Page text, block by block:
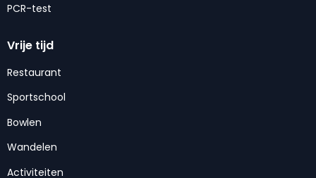
PCR-test
Vrije tijd
Restaurant
Sportschool
Bowlen
Wandelen
Activiteiten